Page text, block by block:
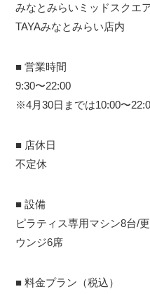
みなとみらいミッドスクエ
TAYAみなとみらい店内
■ 営業時間
9:30〜22:00
※4月30日までは10:00〜
■ 店休日
不定休
■ 設備
ピラティス専用マシン8台/
ウンジ6席
■ 料金プラン（税込）